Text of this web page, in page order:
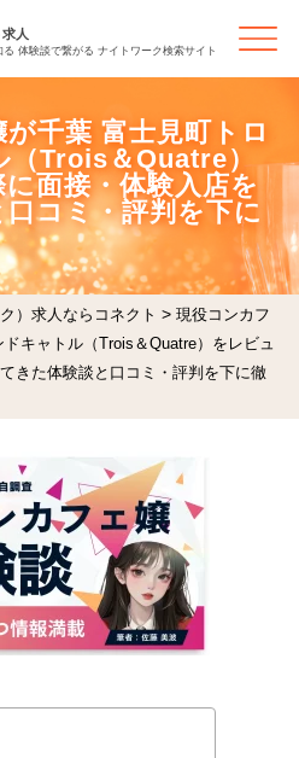
人
る 体験談で繋がる ナイトワーク検索サイト
千葉 富士見町トロ
Trois＆Quatre）
面接・体験入店を
コミ・評判を下に
）求人ならコネクト > 現役コンカフ
キャトル（Trois＆Quatre）をレビュ
きた体験談と口コミ・評判を下に徹